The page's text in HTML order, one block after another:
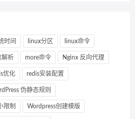
时间 linux分区 linux命令
解析 more命令 Nginx 反向代理
优化 redis安装配置
伪静态规则
限制 Wordpress创建模版